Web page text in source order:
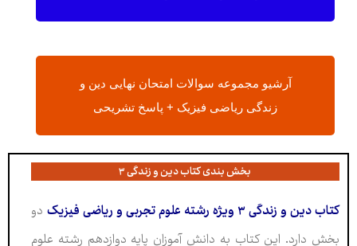
آرشیو مجموعه سوالات امتحان نهایی دین و
زندگی ریاضی فیزیک + پاسخ تشریحی
بخش بندی کتاب دین و زندگی ۳
کتاب دین و زندگی ۳ ویژه رشته علوم تجربی و ریاضی فیزیک
دو
بخش دارد. این کتاب به دانش آموزان پایه دوازدهم رشته علوم